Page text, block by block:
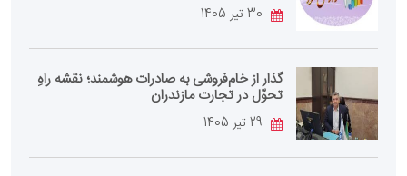
گذار از خام‌فروشی به صادرات هوشمند؛ نقشه راهِ
تحوّل در تجارت مازندران